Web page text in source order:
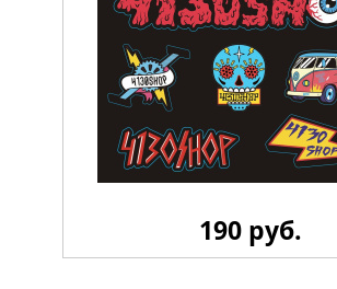
Стикерпак 4130 LiL
190 руб.